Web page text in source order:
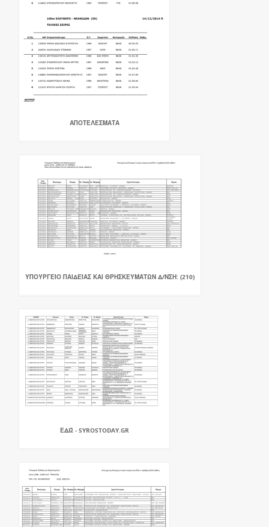
ΑΠΟΤΕΛΕΣΜΑΤΑ
ΥΠΟΥΡΓΕΊΟ ΠΑΙΔΕΊΑΣ ΚΑΙ ΘΡΗΣΚΕΥΜΆΤΩΝ Δ/ΝΣΗ: (210)
ΕΔΏ - SYROSTODAY.GR